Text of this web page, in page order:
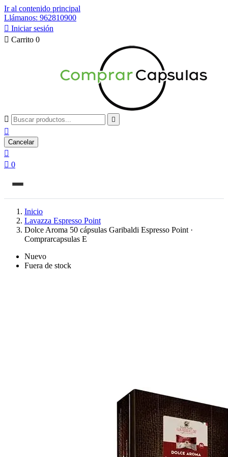
Ir al contenido principal
Llámanos: 962810900
 Iniciar sesión
 Carrito 0
 

Cancelar

 0
Inicio
Lavazza Espresso Point
Dolce Aroma 50 cápsulas Garibaldi Espresso Point ·
Comprarcapsulas E
Nuevo
Fuera de stock